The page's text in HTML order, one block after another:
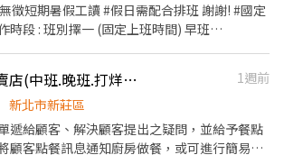
短期暑假工讀 #假日需配合排班 謝謝! #國定
段 : 班別擇一 (固定上班時間) 早班
生日禮金，三節
、安排座
客、給予餐點上的建議。 ．顧客用餐完畢後，
環境。
新莊紅露湯滷專賣店(中班.晚班.打烊班.假日班餐飲人員) 歡迎二度就業
1週前
新北市新莊區
遞給顧客、解決顧客提出之疑問，並給予餐點
顧客點餐訊息通知廚房做餐，或可進行簡易餐